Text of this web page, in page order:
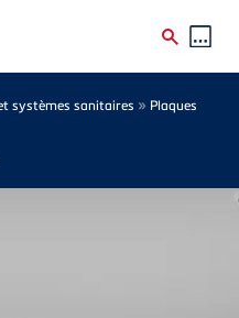
systèmes sanitaires » Plaques